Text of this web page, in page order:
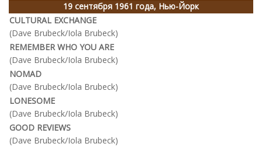
19 сентября 1961 года, Нью-Йорк
CULTURAL EXCHANGE
(Dave Brubeck/Iola Brubeck)
REMEMBER WHO YOU ARE
(Dave Brubeck/Iola Brubeck)
NOMAD
(Dave Brubeck/Iola Brubeck)
LONESOME
(Dave Brubeck/Iola Brubeck)
GOOD REVIEWS
(Dave Brubeck/Iola Brubeck)